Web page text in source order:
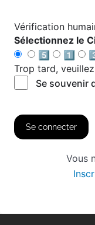
Vérification
Sélectionnez le
5️⃣
1️⃣
Trop tard,
Se souvenir
Se connecter
Vous